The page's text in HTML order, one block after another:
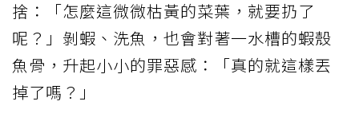
捨：「怎麼這微微枯黃的菜葉，就要扔了
呢？」剝蝦、洗魚，也會對著一水槽的蝦殼
魚骨，升起小小的罪惡感：「真的就這樣丟
掉了嗎？」